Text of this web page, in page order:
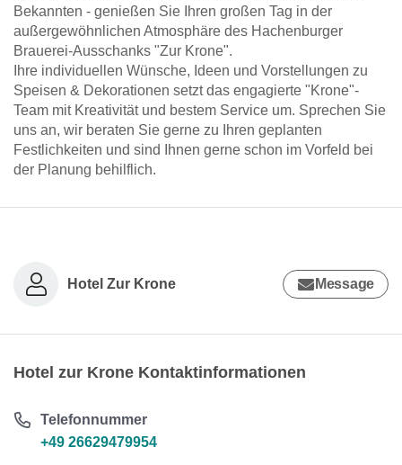
Bekannten - genießen Sie Ihren großen Tag in der
außergewöhnlichen Atmosphäre des Hachenburger
Brauerei-Ausschanks "Zur Krone".
Ihre individuellen Wünsche, Ideen und Vorstellungen zu
Speisen & Dekorationen setzt das engagierte "Krone"-
Team mit Kreativität und bestem Service um. Sprechen Sie
uns an, wir beraten Sie gerne zu Ihren geplanten
Festlichkeiten und sind Ihnen gerne schon im Vorfeld bei
der Planung behilflich.
Hotel Zur Krone Message
Hotel zur Krone Kontaktinformationen
Telefonnummer
+49 26629479954